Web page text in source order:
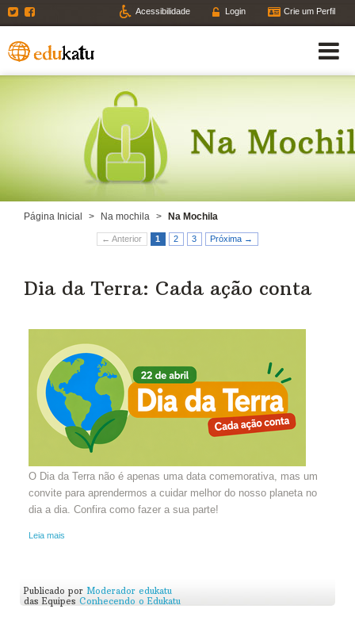
Twitter Acessibilidade Login Crie um Perfil
Página Inicial > Na mochila > Na Mochila
← Anterior 1 2 3 Próxima →
Dia da Terra: Cada ação conta
O Dia da Terra não é apenas uma data comemorativa, mas um
convite para aprendermos a cuidar melhor do nosso planeta no
dia a dia. Confira como fazer a sua parte!
Leia mais
Publicado por Moderador edukatu
das Equipes Conhecendo o Edukatu